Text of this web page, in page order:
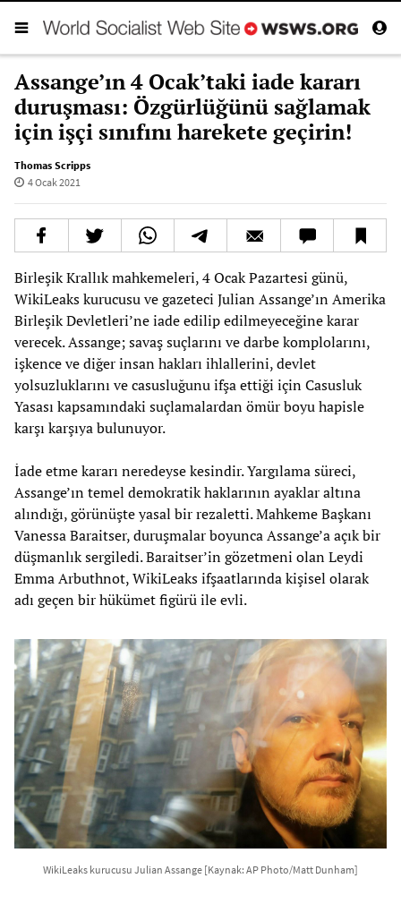
Assange’ın 4 Ocak’taki iade kararı
duruşması: Özgürlüğünü sağlamak
için işçi sınıfını harekete geçirin!
Thomas Scripps
4 Ocak 2021
Birleşik Krallık mahkemeleri, 4 Ocak Pazartesi günü,
WikiLeaks kurucusu ve gazeteci Julian Assange’ın Amerika
Birleşik Devletleri’ne iade edilip edilmeyeceğine karar
verecek. Assange; savaş suçlarını ve darbe komplolarını,
işkence ve diğer insan hakları ihlallerini, devlet
yolsuzluklarını ve casusluğunu ifşa ettiği için Casusluk
Yasası kapsamındaki suçlamalardan ömür boyu hapisle
karşı karşıya bulunuyor.
İade etme kararı neredeyse kesindir. Yargılama süreci,
Assange’ın temel demokratik haklarının ayaklar altına
alındığı, görünüşte yasal bir rezaletti. Mahkeme Başkanı
Vanessa Baraitser, duruşmalar boyunca Assange’a açık bir
düşmanlık sergiledi. Baraitser’in gözetmeni olan Leydi
Emma Arbuthnot, WikiLeaks ifşaatlarında kişisel olarak
adı geçen bir hükümet figürü ile evli.
WikiLeaks kurucusu Julian Assange [Kaynak: AP Photo/Matt Dunham]